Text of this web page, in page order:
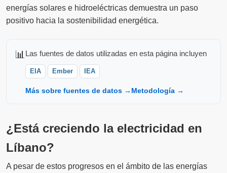
energías solares e hidroeléctricas demuestra un paso
positivo hacia la sostenibilidad energética.
📊 Las fuentes de datos utilizadas en esta página incluyen
EIA Ember IEA
Más sobre fuentes de datos → Metodología →
¿Está creciendo la electricidad en
Líbano?
A pesar de estos progresos en el ámbito de las energías